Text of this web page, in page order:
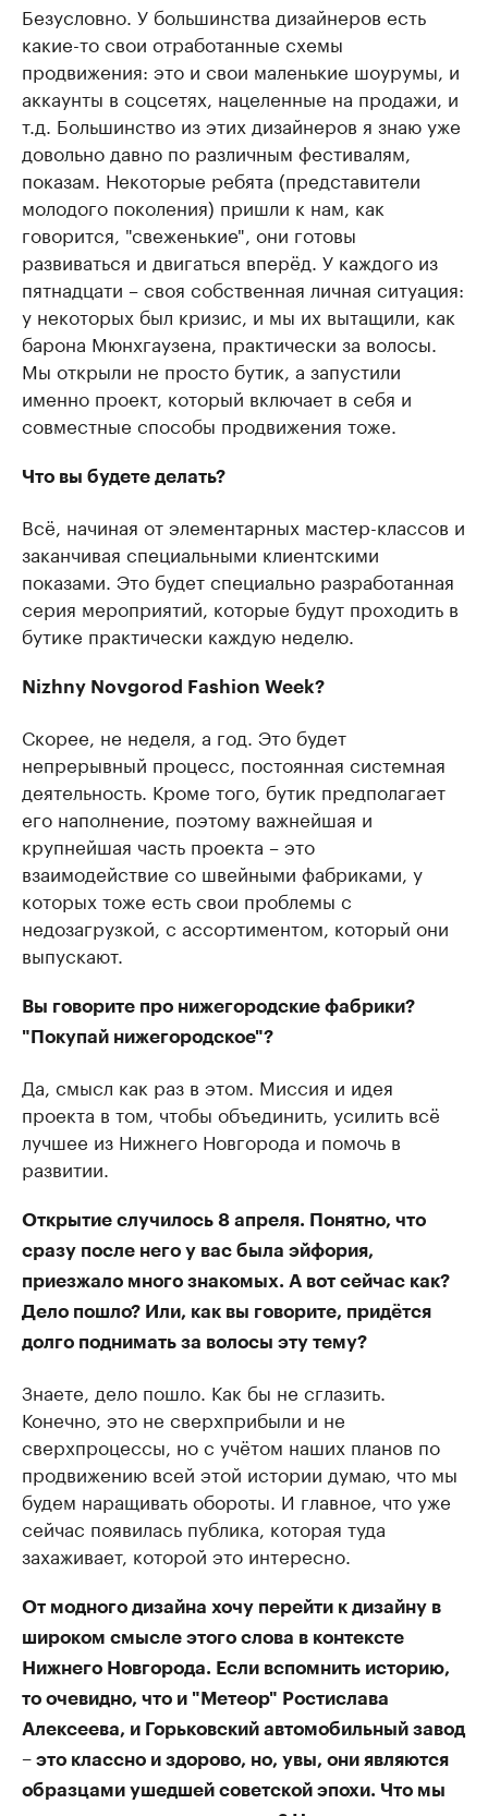
Безусловно. У большинства дизайнеров есть
какие-то свои отработанные схемы
продвижения: это и свои маленькие шоурумы, и
аккаунты в соцсетях, нацеленные на продажи, и
т.д. Большинство из этих дизайнеров я знаю уже
довольно давно по различным фестивалям,
показам. Некоторые ребята (представители
молодого поколения) пришли к нам, как
говорится, "свеженькие", они готовы
развиваться и двигаться вперёд. У каждого из
пятнадцати – своя собственная личная ситуация:
у некоторых был кризис, и мы их вытащили, как
барона Мюнхгаузена, практически за волосы.
Мы открыли не просто бутик, а запустили
именно проект, который включает в себя и
совместные способы продвижения тоже.
Что вы будете делать?
Всё, начиная от элементарных мастер-классов и
заканчивая специальными клиентскими
показами. Это будет специально разработанная
серия мероприятий, которые будут проходить в
бутике практически каждую неделю.
Nizhny Novgorod Fashion Week?
Скорее, не неделя, а год. Это будет
непрерывный процесс, постоянная системная
деятельность. Кроме того, бутик предполагает
его наполнение, поэтому важнейшая и
крупнейшая часть проекта – это
взаимодействие со швейными фабриками, у
которых тоже есть свои проблемы с
недозагрузкой, с ассортиментом, который они
выпускают.
Вы говорите про нижегородские фабрики?
"Покупай нижегородское"?
Да, смысл как раз в этом. Миссия и идея
проекта в том, чтобы объединить, усилить всё
лучшее из Нижнего Новгорода и помочь в
развитии.
Открытие случилось 8 апреля. Понятно, что
сразу после него у вас была эйфория,
приезжало много знакомых. А вот сейчас как?
Дело пошло? Или, как вы говорите, придётся
долго поднимать за волосы эту тему?
Знаете, дело пошло. Как бы не сглазить.
Конечно, это не сверхприбыли и не
сверхпроцессы, но с учётом наших планов по
продвижению всей этой истории думаю, что мы
будем наращивать обороты. И главное, что уже
сейчас появилась публика, которая туда
захаживает, которой это интересно.
От модного дизайна хочу перейти к дизайну в
широком смысле этого слова в контексте
Нижнего Новгорода. Если вспомнить историю,
то очевидно, что и "Метеор" Ростислава
Алексеева, и Горьковский автомобильный завод
– это классно и здорово, но, увы, они являются
образцами ушедшей советской эпохи. Что мы